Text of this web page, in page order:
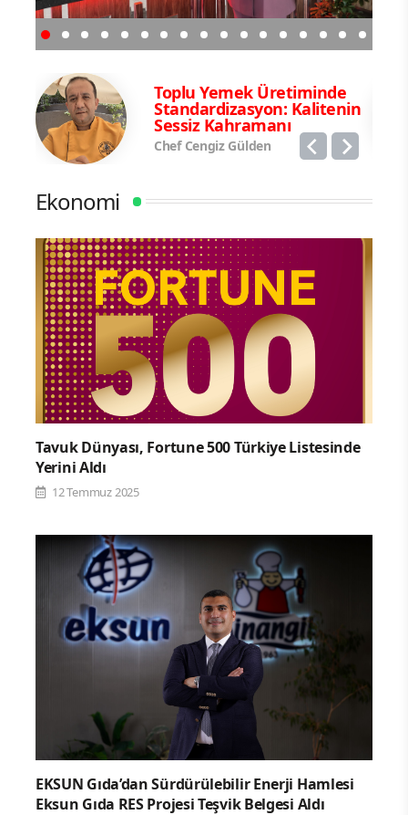
Toplu Yemek Üretiminde
Standardizasyon: Kalitenin
Sessiz Kahramanı
Chef Cengiz Gülden
Ekonomi
Tavuk Dünyası, Fortune 500 Türkiye Listesinde
Yerini Aldı
12 Temmuz 2025
EKSUN Gıda’dan Sürdürülebilir Enerji Hamlesi
Eksun Gıda RES Projesi Teşvik Belgesi Aldı